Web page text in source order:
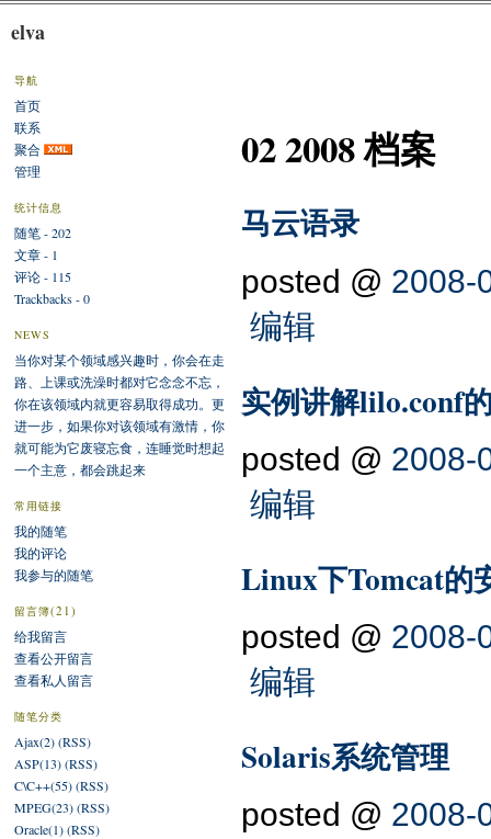
elva
02 2008 档案
马云语录
posted @ 2008-
编辑
实例讲解lilo.conf
posted @ 2008-
编辑
Linux下Tomcat的
posted @ 2008-
编辑
Solaris系统管理
posted @ 2008-
导航
首页
联系
聚合
管理
统计信息
随笔 - 202
文章 - 1
评论 - 115
Trackbacks - 0
NEWS
当你对某个领域感兴趣时，你会在走
路、上课或洗澡时都对它念念不忘，
你在该领域内就更容易取得成功。更
进一步，如果你对该领域有激情，你
就可能为它废寝忘食，连睡觉时想起
一个主意，都会跳起来
常用链接
我的随笔
我的评论
我参与的随笔
留言簿(21)
给我留言
查看公开留言
查看私人留言
随笔分类
Ajax(2)(RSS)
ASP(13)(RSS)
C\C++(55)(RSS)
MPEG(23)(RSS)
Oracle(1)(RSS)